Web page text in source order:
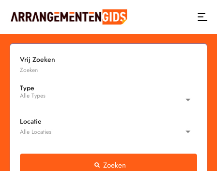
Vrij Zoeken
Type
Locatie
Zoeken